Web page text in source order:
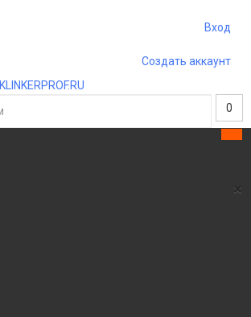
Вход
Создать аккаунт
KLINKERPROF.RU
0
×